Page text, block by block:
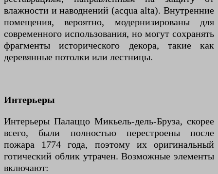
влажности и наводнений (acqua alta). Внутренние
помещения, вероятно, модернизированы для
современного использования, но могут сохранять
фрагменты исторического декора, такие как
деревянные потолки или лестницы.
Интерьеры
Интерьеры Палаццо Микьель-дель-Бруза, скорее
всего, были полностью перестроены после
пожара 1774 года, поэтому их оригинальный
готический облик утрачен. Возможные элементы
включают: